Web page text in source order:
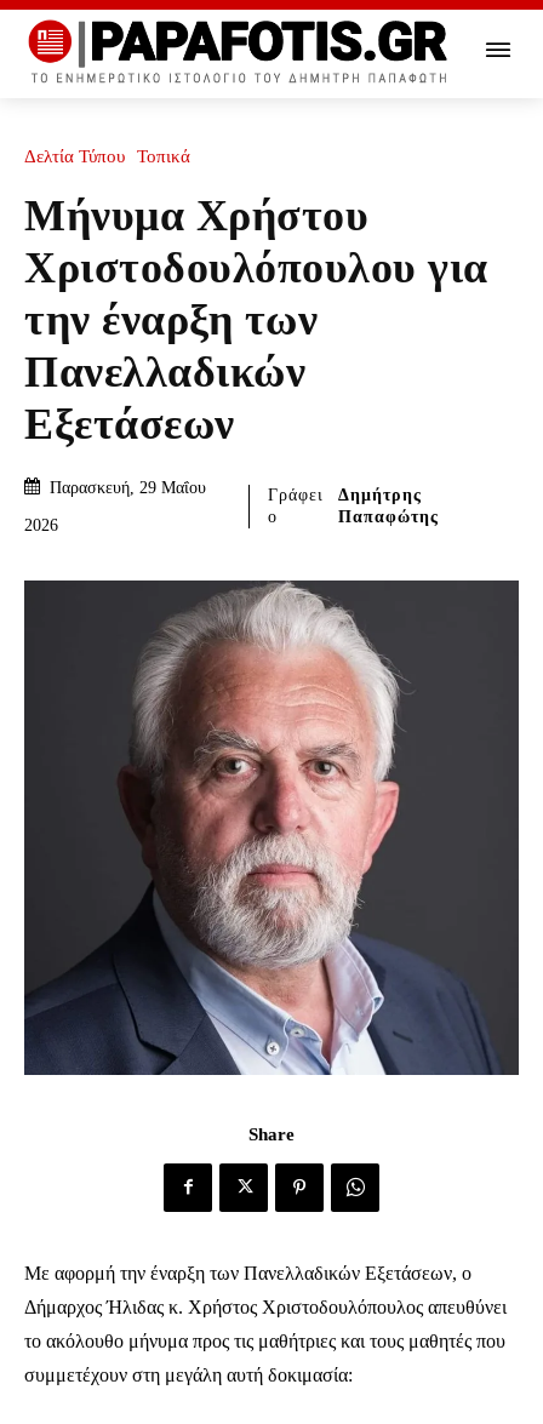
Δελτία Τύπου Τοπικά
Μήνυμα Χρήστου
Χριστοδουλόπουλου για
την έναρξη των
Πανελλαδικών
Εξετάσεων
Παρασκευή, 29 Μαΐου
2026
Γράφει
ο
Δημήτρης
Παπαφώτης
Share
Με αφορμή την έναρξη των Πανελλαδικών Εξετάσεων, ο
Δήμαρχος Ήλιδας κ. Χρήστος Χριστοδουλόπουλος απευθύνει
το ακόλουθο μήνυμα προς τις μαθήτριες και τους μαθητές που
συμμετέχουν στη μεγάλη αυτή δοκιμασία: